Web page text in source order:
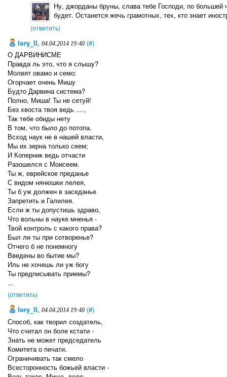
Ну, джорданы бруны, слава тебе Господи, по
будет. Останется жечь грамотных, тех, кто знает
(ответить)
lory_ll, 04.04.2014 19:40 (#)
О ДАРВИНИСМЕ
Правда ль это, что я слышу?
Молвят овамо и семо:
Огорчает очень Мишу
Будто Дарвина система?
Полно, Миша! Ты не сетуй!
Без хвоста твоя ведь ....,
Так тебе обиды нету
В том, что было до потопа.
Всход наук не в нашей власти,
Мы их зерна только сеем;
И Коперник ведь отчасти
Разошелся с Моисеем.
Ты ж, еврейское преданье
С видом нянюшки лелея,
Ты б уж должен в заседанье
Запретить и Галилея.
Если ж ты допустишь здраво,
Что вольны в науке мненья -
Твой контроль с какого права?
Был ли ты при сотворенье?
Отчего б не понемногу
Введены во бытиe мы?
Иль не хочешь ли уж богу
Ты предписывать приемы?
...
(ответить)
lory_ll, 04.04.2014 19:40 (#)
Способ, как творил создатель,
Что считал он боле кстати -
Знать не может председатель
Комитета о печати.
Ограничивать так смело
Всесторонность божьей власти -